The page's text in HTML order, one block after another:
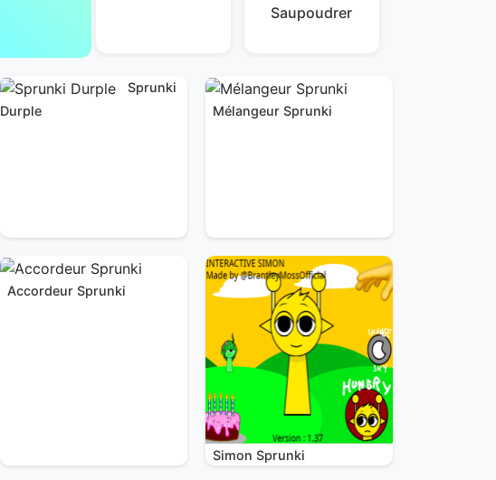
Saupoudrer
Sprunki
Durple
Mélangeur Sprunki
Accordeur Sprunki
Simon Sprunki